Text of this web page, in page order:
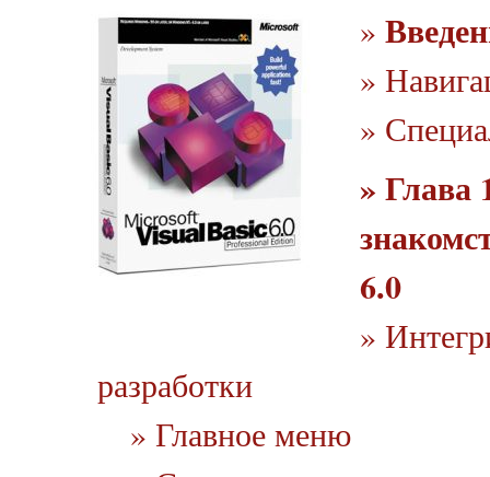
»
»
»
» Глава
6.0
»
разработки
» Главное меню